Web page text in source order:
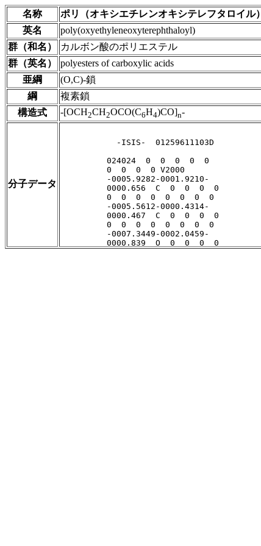
名称
ポリ（オキシエチレンオキシテレフタロイル）
英名
poly(oxyethyleneoxyterephthaloyl)
群（和名）
カルボン酸のポリエステル
群（英名）
polyesters of carboxylic acids
亜綱
(O,C)-鎖
綱
複素鎖
構造式
-[OCH2CH2OCO(C6H4)CO]n-
分子データ